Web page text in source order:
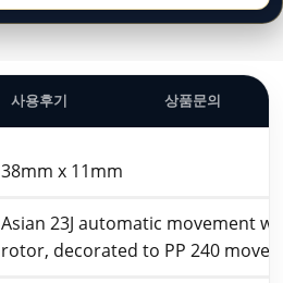
사용후기 상품문의
38mm x 11mm
Asian 23J automatic movement
rotor, decorated to PP 240